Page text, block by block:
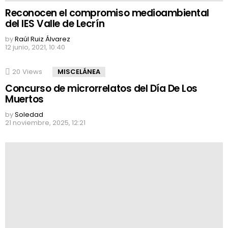
Reconocen el compromiso medioambiental
del IES Valle de Lecrín
byRaúl Ruiz Álvarez
12 junio, 2021, 10:40
20 Views MISCELÁNEA
Concurso de microrrelatos del Día De Los
Muertos
bySoledad
21 noviembre, 2025, 12:21